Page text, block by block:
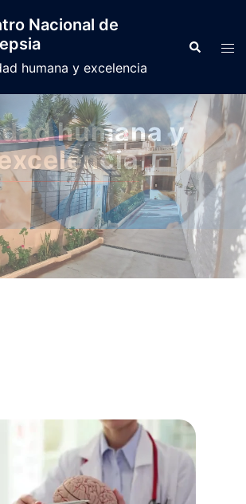
Nacional de
humana y excelencia
Nacional de
Epilepsia